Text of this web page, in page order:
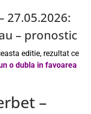
27.05.2026:
– pronostic
editie, rezultat ce
o dubla in favoarea
–